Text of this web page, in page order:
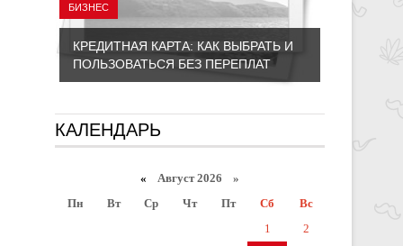
БИЗНЕС
КРЕДИТНАЯ КАРТА: КАК ВЫБРАТЬ И
ПОЛЬЗОВАТЬСЯ БЕЗ ПЕРЕПЛАТ
КАЛЕНДАРЬ
« Август 2026 »
Пн
Вт Ср Чт Пт Сб
Вс
1
2